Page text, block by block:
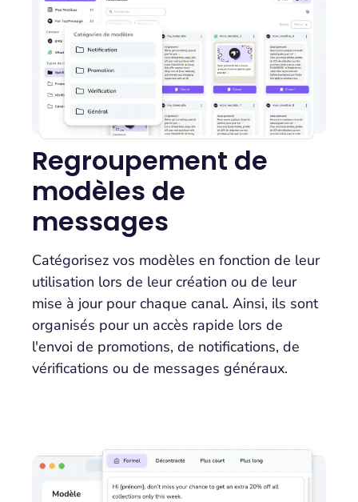
Regroupement de
modèles de
messages
Catégorisez vos modèles en fonction de leur
utilisation lors de leur création ou de leur
mise à jour pour chaque canal. Ainsi, ils sont
organisés pour un accès rapide lors de
l'envoi de promotions, de notifications, de
vérifications ou de messages généraux.